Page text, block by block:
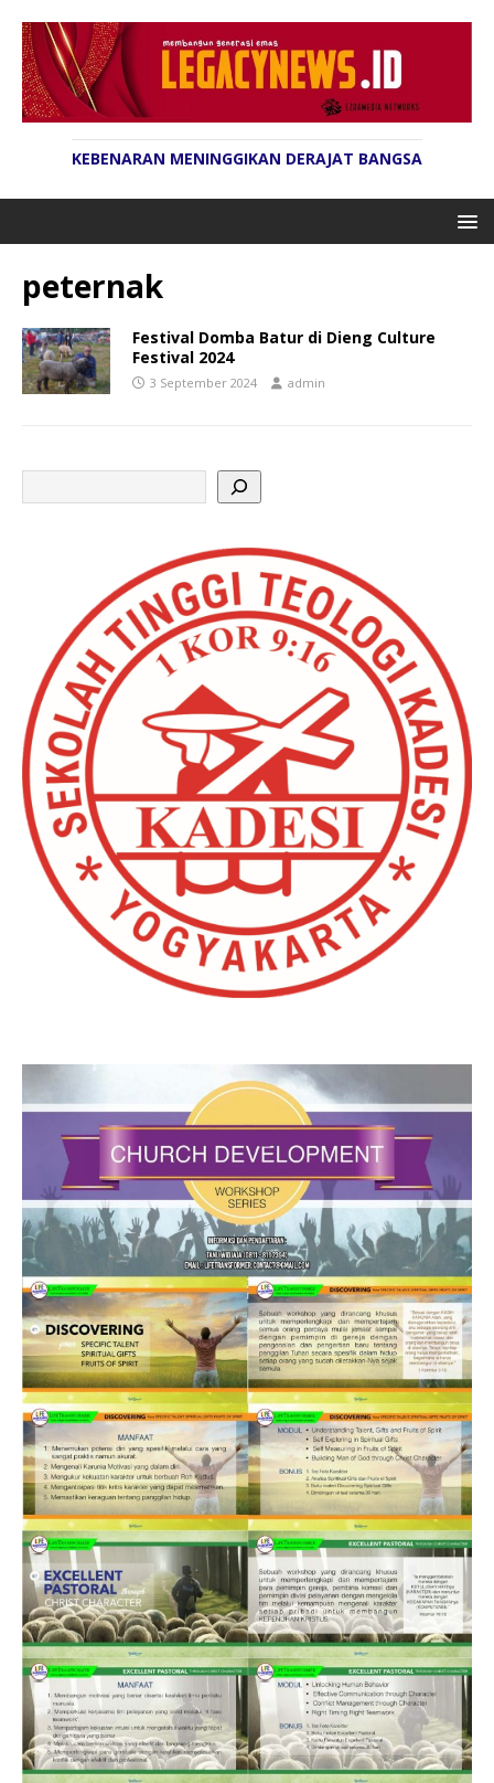
KEBENARAN MENINGGIKAN DERAJAT BANGSA
peternak
Festival Domba Batur di Dieng Culture
Festival 2024
3 September 2024 admin